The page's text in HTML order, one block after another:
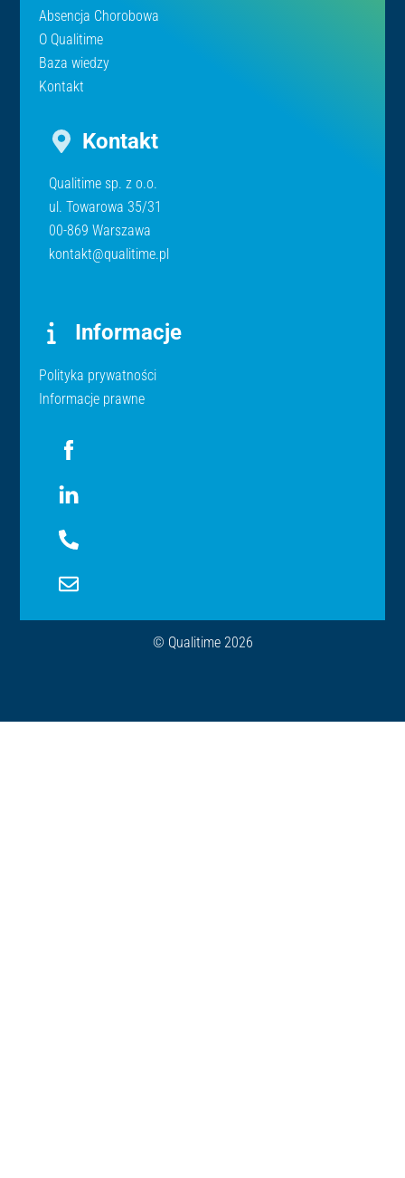
Absencja Chorobowa
O Qualitime
Baza wiedzy
Kontakt
Kontakt
Qualitime sp. z o.o.
ul. Towarowa 35/31
00-869 Warszawa
kontakt@qualitime.pl
Informacje
Polityka prywatności
Informacje prawne
Icon
label
Icon
label
Icon
label
Icon
label
© Qualitime 2026